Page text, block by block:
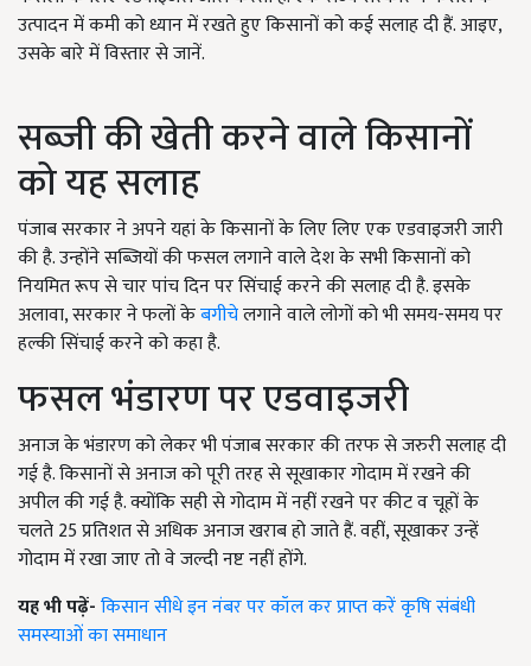
उत्पादन में कमी को ध्यान में रखते हुए किसानों को कई सलाह दी हैं. आइए,
उसके बारे में विस्तार से जानें.
सब्जी की खेती करने वाले किसानों
को यह सलाह
पंजाब सरकार ने अपने यहां के किसानों के लिए लिए एक एडवाइजरी जारी
की है. उन्होंने सब्जियों की फसल लगाने वाले देश के सभी किसानों को
नियमित रूप से चार पांच दिन पर सिंचाई करने की सलाह दी है. इसके
अलावा, सरकार ने फलों केबगीचेलगाने वाले लोगों को भी समय-समय पर
हल्की सिंचाई करने को कहा है.
फसल भंडारण पर एडवाइजरी
अनाज के भंडारण को लेकर भी पंजाब सरकार की तरफ से जरुरी सलाह दी
गई है. किसानों से अनाज को पूरी तरह से सूखाकार गोदाम में रखने की
अपील की गई है. क्योंकि सही से गोदाम में नहीं रखने पर कीट व चूहों के
चलते 25 प्रतिशत से अधिक अनाज खराब हो जाते हैं. वहीं, सूखाकर उन्हें
गोदाम में रखा जाए तो वे जल्दी नष्ट नहीं होंगे.
यह भी पढ़ें-किसान सीधे इन नंबर पर कॉल कर प्राप्त करें कृषि संबंधी
समस्याओं का समाधान